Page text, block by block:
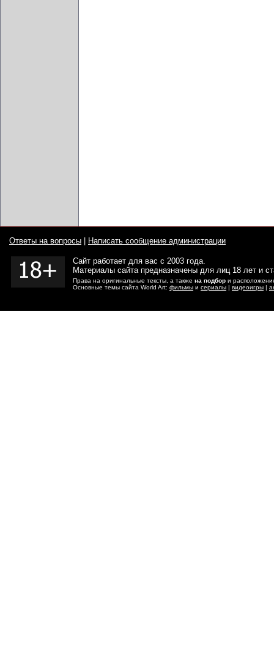
Ответы на вопросы Написать сообщение администрации
Сайт работает для вас с 2003 года.
Материалы сайта предназначены для лиц 18 лет и
Права на оригинальные тексты, а также на подбор и
Основные темы сайта World Art: фильмы и сериалы | видеоигры |